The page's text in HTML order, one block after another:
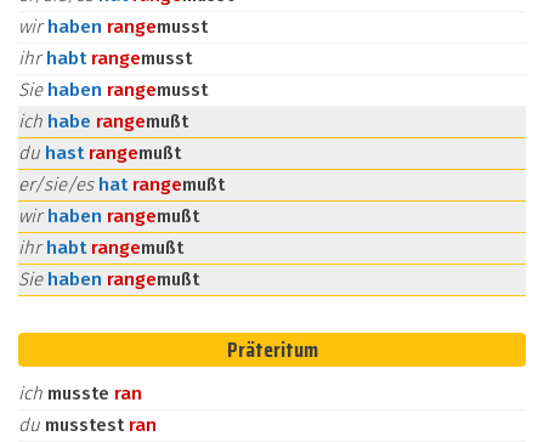
wirhaben rangemusst
ihrhabt rangemusst
Sie haben rangemusst
ich habe rangemußt
du hast rangemußt
er/sie/es hat rangemußt
wirhaben rangemußt
ihrhabt rangemußt
Sie haben rangemußt
Präteritum
ich musste ran
du musstest ran